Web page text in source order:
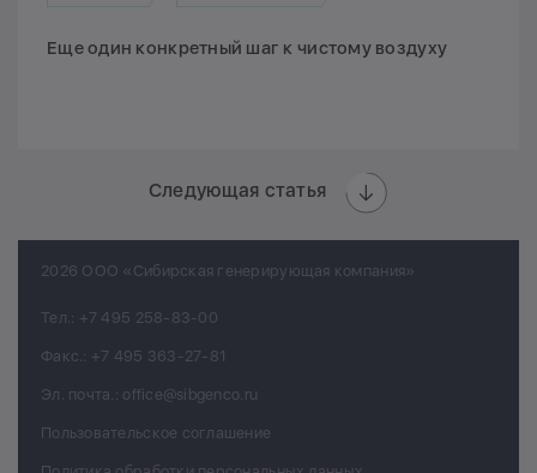
Еще один конкретный шаг к чистому воздуху
Следующая статья
2026 ООО «Сибирская генерирующая компания»
Тел.: +7 495 258-83-00
Факс.: +7 495 363-27-81
Эл. почта.: office@sibgenco.ru
Пользовательское соглашение